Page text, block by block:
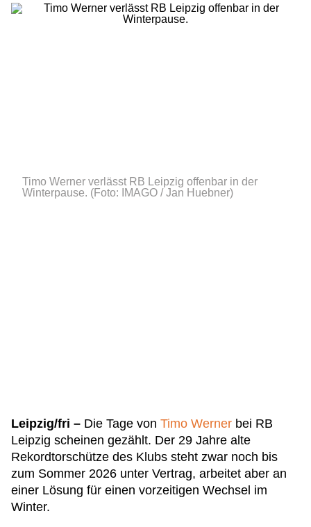
Timo Werner verlässt RB Leipzig offenbar in der
Winterpause. (Foto: IMAGO / Jan Huebner)
Leipzig/fri – Die Tage von Timo Werner bei RB
Leipzig scheinen gezählt. Der 29 Jahre alte
Rekordtorschütze des Klubs steht zwar noch bis
zum Sommer 2026 unter Vertrag, arbeitet aber an
einer Lösung für einen vorzeitigen Wechsel im
Winter.